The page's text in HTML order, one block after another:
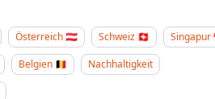
Österreich 🇦🇹 Schweiz 🇨🇭
Singapur
Belgien 🇧🇪
Nachhaltigkeit